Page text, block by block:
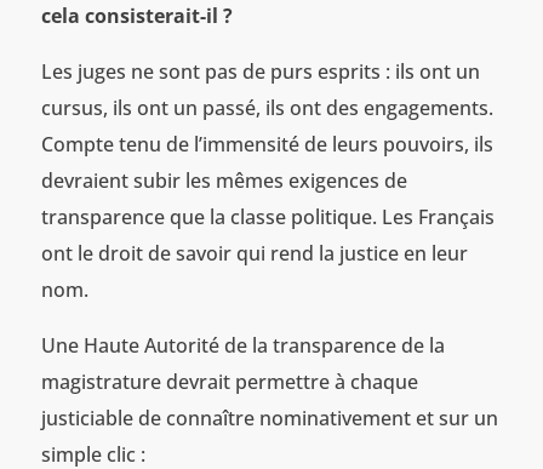
cela consisterait-il ?
Les juges ne sont pas de purs esprits : ils ont un
cursus, ils ont un passé, ils ont des engagements.
Compte tenu de l’immensité de leurs pouvoirs, ils
devraient subir les mêmes exigences de
transparence que la classe politique. Les Français
ont le droit de savoir qui rend la justice en leur
nom.
Une Haute Autorité de la transparence de la
magistrature devrait permettre à chaque
justiciable de connaître nominativement et sur un
simple clic :